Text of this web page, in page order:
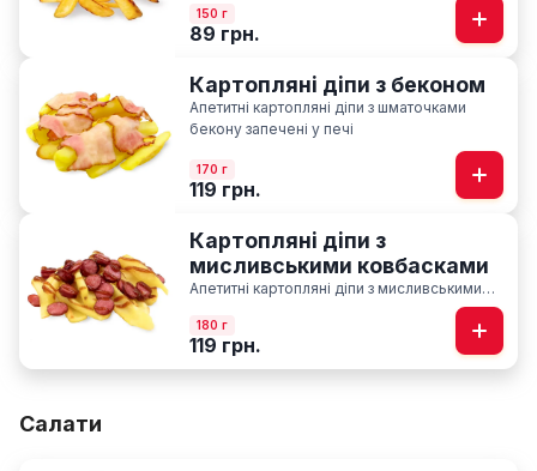
150 г
89 грн.
Картопляні діпи з беконом
Апетитні картопляні діпи з шматочками
бекону запечені у печі
170 г
119 грн.
Картопляні діпи з
мисливськими ковбасками
Апетитні картопляні діпи з мисливськими
ковбасками запечені у печі із соусом BBQ
180 г
119 грн.
Салати